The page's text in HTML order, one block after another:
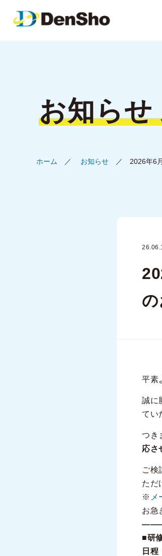
お知らせ
ホーム お知らせ 2026年6
平素
誠に
てい
つき
応さ
ご検
ただ
※ メ
お急
■研
日程